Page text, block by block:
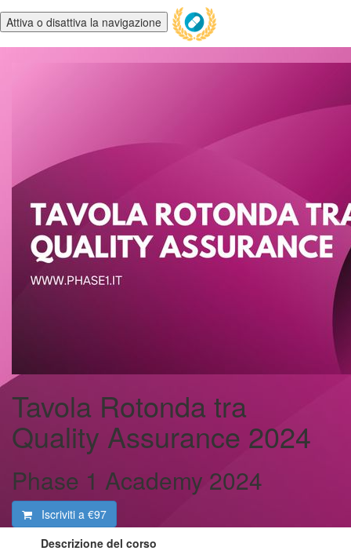
Attiva o disattiva la navigazione
Tavola Rotonda tra
Quality Assurance 2024
Phase 1 Academy 2024
Iscriviti a €97
Descrizione del corso